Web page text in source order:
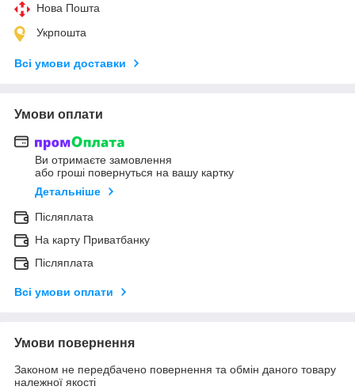
Нова Пошта
Укрпошта
Всі умови доставки
Умови оплати
Ви отримаєте замовлення
або гроші повернуться на вашу картку
Детальніше
Післяплата
На карту Приватбанку
Післяплата
Всі умови оплати
Умови повернення
Законом не передбачено повернення та обмін даного товару
належної якості